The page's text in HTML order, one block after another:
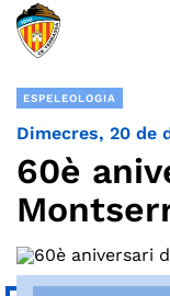
ESPELEOLOGIA
Dimecres, 20 de
60è